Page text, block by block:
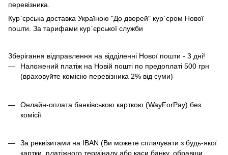
перевізника.
Кур`єрська доставка Україною "До дверей" кур`єром Нової
пошти. За тарифами кур`єрської служби
Зберігання відправлення на відділенні Нової пошти - 3 дні!
Наложений платіж на Новій пошті по предоплаті 500 грн
(враховуйте комісію перевізника 2% від суми)
Онлайн-оплата банківською карткою (WayForPay) без
комісії
За реквізитами на IBAN (Ви можете сплачувати з будь-якої
картки, платіжного терміналу або каси банку, обравши